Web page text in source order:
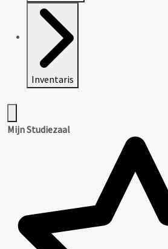
Inventaris
Mijn Studiezaal